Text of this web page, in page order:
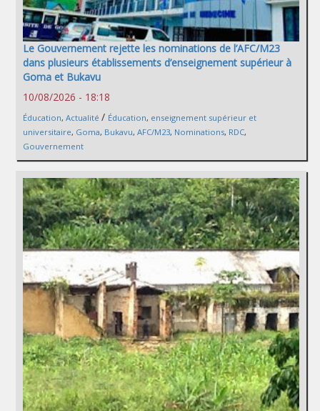
Le Gouvernement rejette les nominations de l’AFC/M23
dans plusieurs établissements d’enseignement supérieur à
Goma et Bukavu
10/08/2026 - 18:18
Éducation, Actualité / Éducation, enseignement supérieur et
universitaire, Goma, Bukavu, AFC/M23, Nominations, RDC,
Gouvernement